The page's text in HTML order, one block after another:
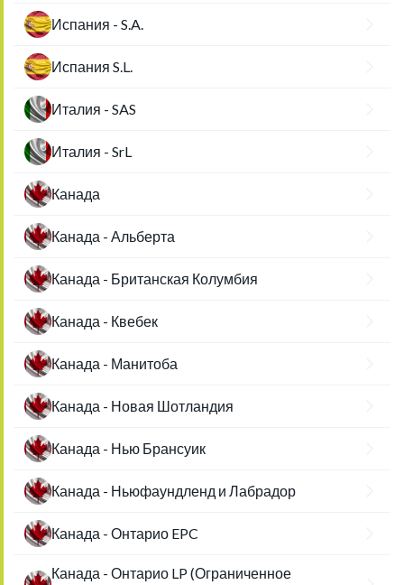
Испания - S.A.
Испания S.L.
Италия - SAS
Италия - SrL
Канада
Канада - Альберта
Канада - Британская Колумбия
Канада - Квебек
Канада - Манитоба
Канада - Новая Шотландия
Канада - Нью Брансуик
Канада - Ньюфаундленд и Лабрадор
Канада - Онтарио EPC
Канада - Онтарио LP (Ограниченное